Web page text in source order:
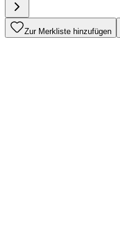
Zur Merkliste hinzufügen